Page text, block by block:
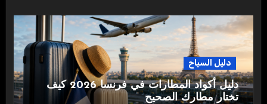
دليل السياح
دليل أكواد المطارات في فرنسا 2026 كيف
تختار مطارك الصحيح